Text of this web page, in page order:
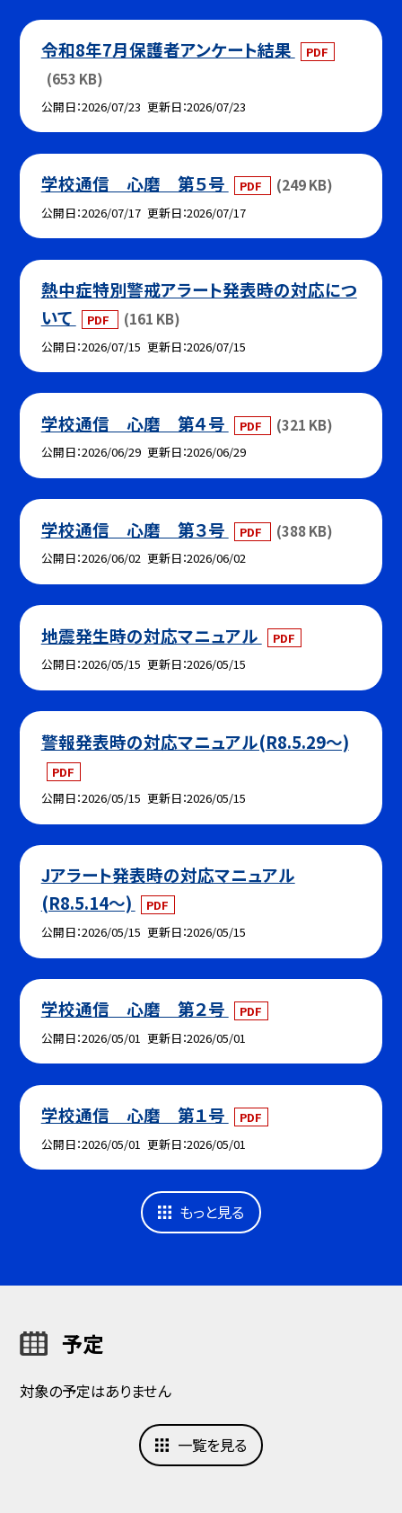
令和8年7月保護者アンケート結果 PDF
(653 KB)
公開日 2026/07/23 更新日 2026/07/23
学校通信 心磨 第５号 PDF (249 KB)
公開日 2026/07/17 更新日 2026/07/17
熱中症特別警戒アラート発表時の対応につ
いて
PDF (161 KB)
公開日 2026/07/15 更新日 2026/07/15
学校通信 心磨 第４号 PDF (321 KB)
公開日 2026/06/29 更新日 2026/06/29
学校通信 心磨 第３号 PDF (388 KB)
公開日 2026/06/02 更新日 2026/06/02
地震発生時の対応マニュアル
PDF
公開日 2026/05/15 更新日 2026/05/15
警報発表時の対応マニュアル(R8.5.29～)
PDF
公開日 2026/05/15 更新日 2026/05/15
Jアラート発表時の対応マニュアル
(R8.5.14～)
PDF
公開日 2026/05/15 更新日 2026/05/15
学校通信 心磨 第２号
PDF
公開日 2026/05/01 更新日 2026/05/01
学校通信 心磨 第１号
PDF
公開日 2026/05/01 更新日 2026/05/01
もっと見る
予定
対象の予定はありません
一覧を見る